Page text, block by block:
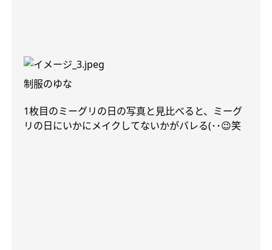
制服のゆな
1枚目のミーグリの日の写真と見比べると、ミーグ
リの日にいかにメイクしてないかがバレる(･･😉笑